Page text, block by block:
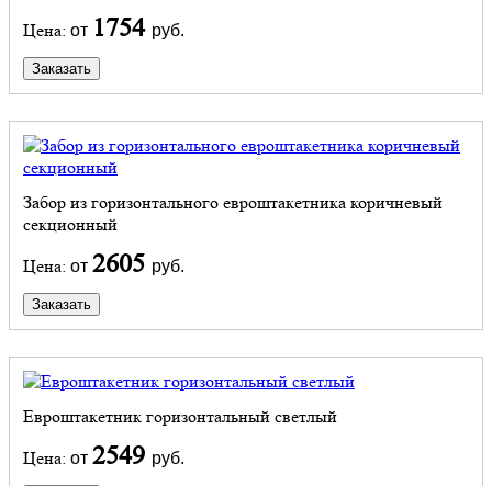
Цена: от 1754 руб.
Заказать
Забор из горизонтального евроштакетника коричневый
секционный
Цена: от 2605 руб.
Заказать
Евроштакетник горизонтальный светлый
Цена: от 2549 руб.